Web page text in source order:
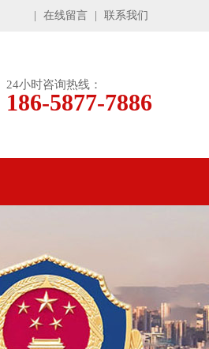
在线留言 联系我们
24小时咨询热线：
186-5877-7886